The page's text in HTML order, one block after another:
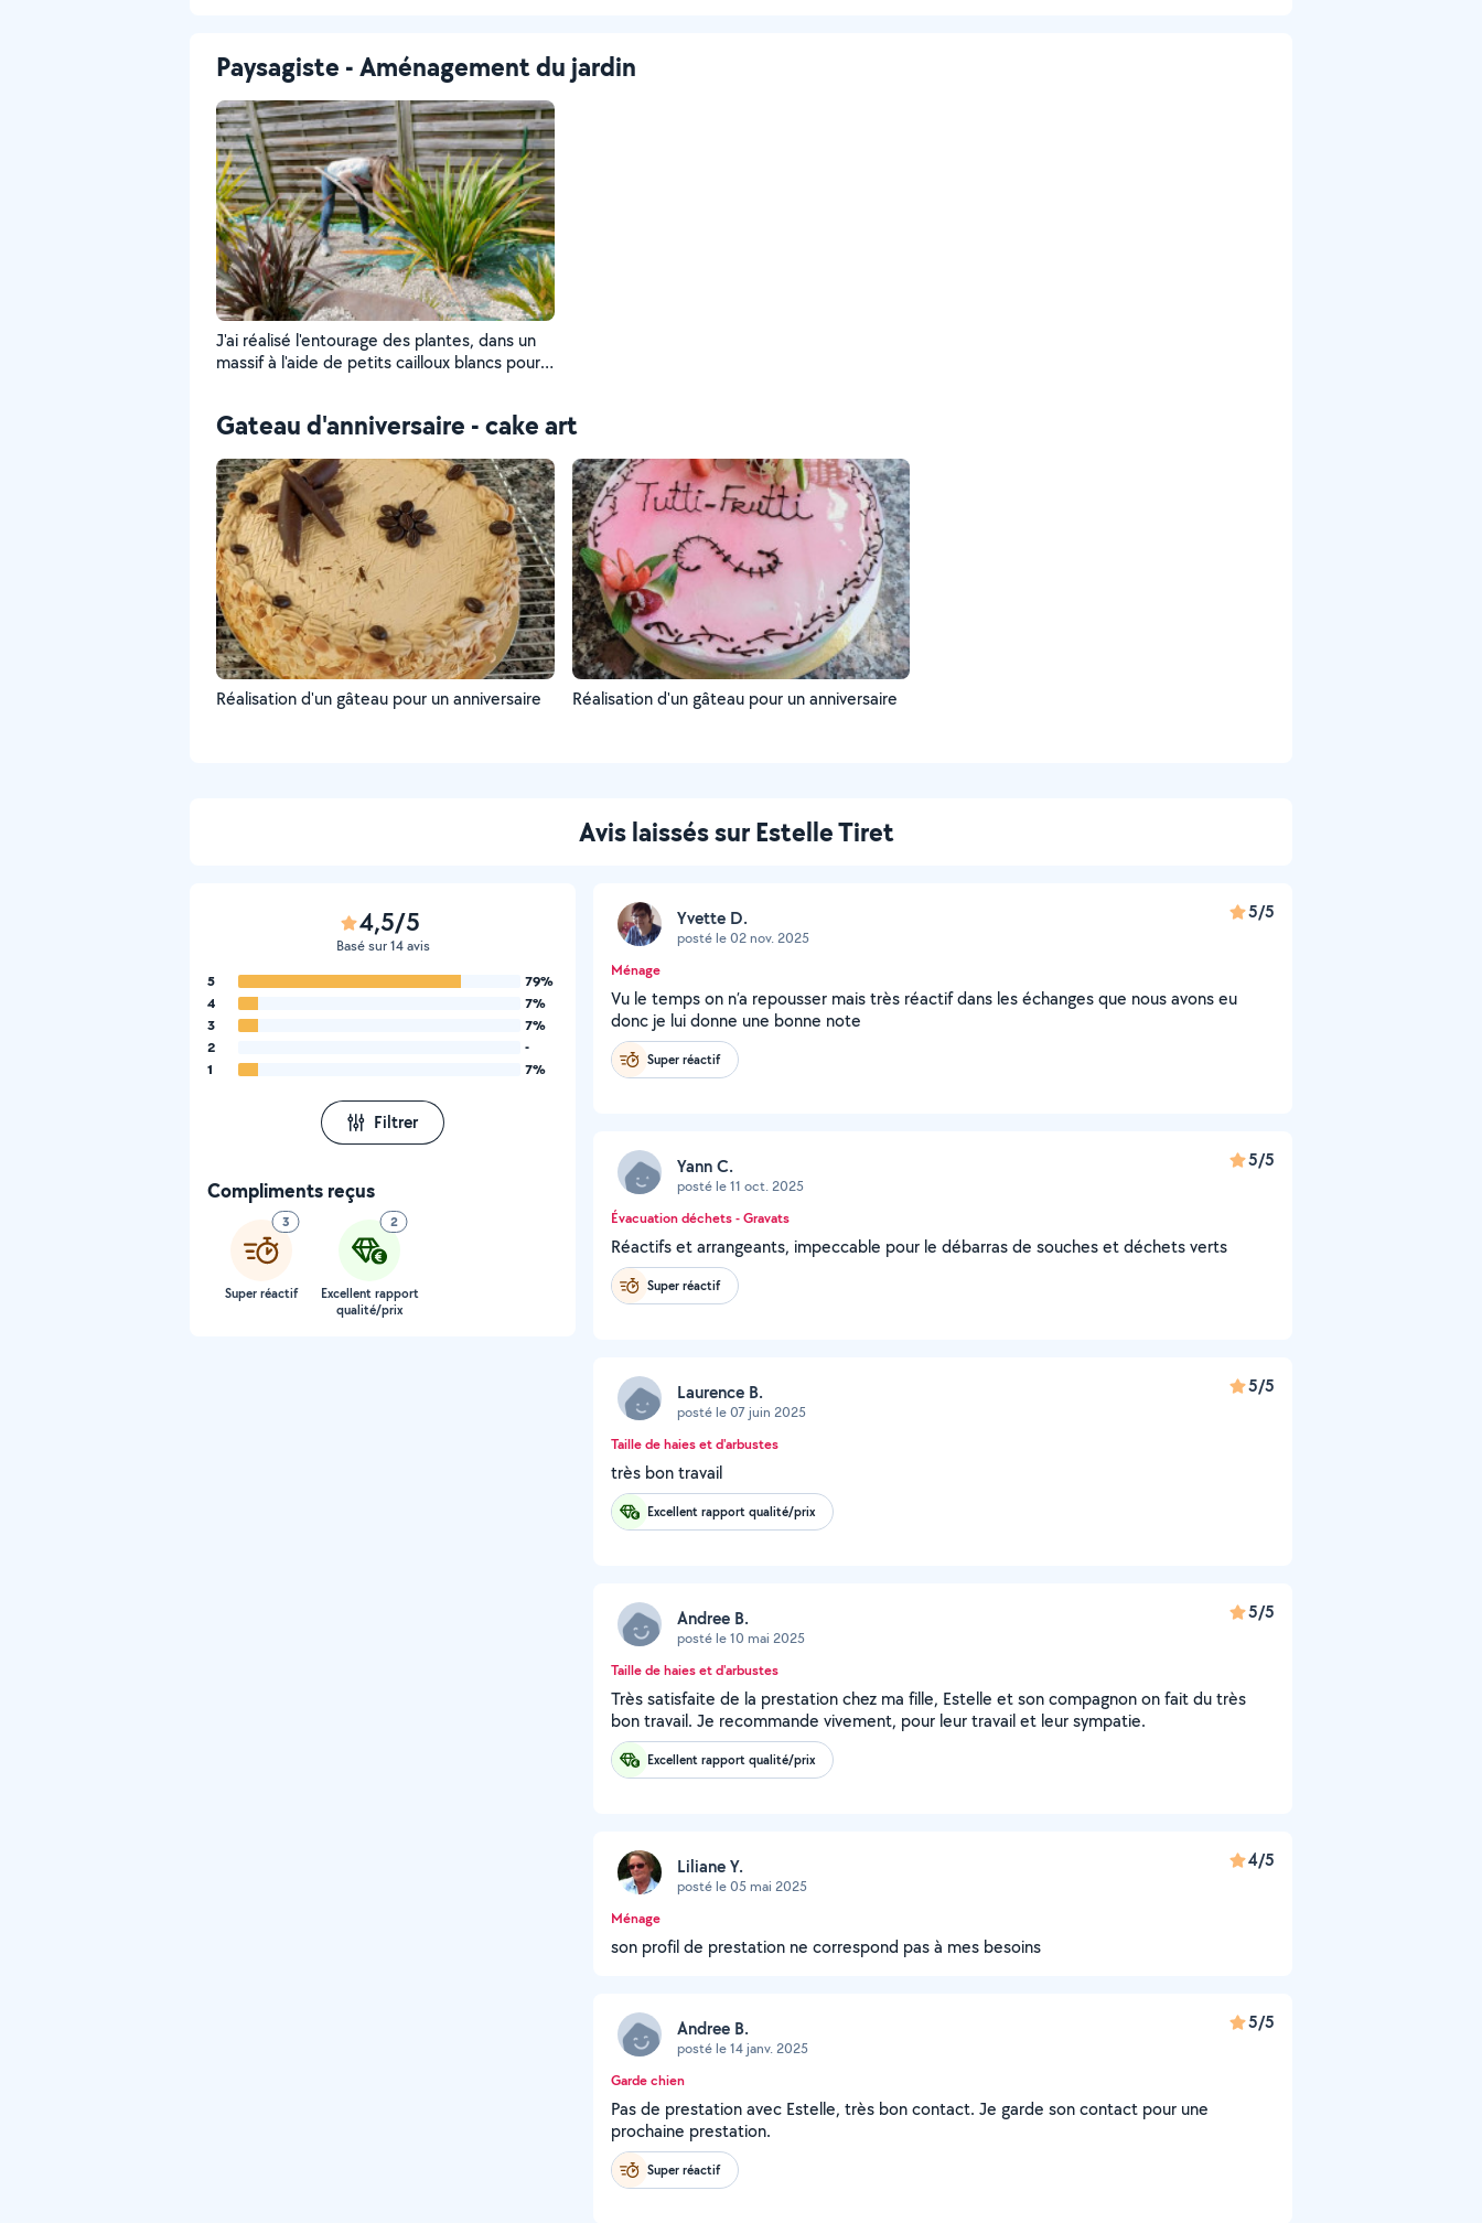
Paysagiste - Aménagement du jardin
J'ai réalisé l'entourage des plantes, dans un
massif à l'aide de petits cailloux blancs pour
Gateau d'anniversaire - cake art
Réalisation d'un gâteau pour un anniversaire Réalisation d'un gâteau pour un anniversaire
Avis laissés sur Estelle Tiret
4,5/5
Basé sur 14 avis
5
79%
4
7%
3
7%
2
-
1
7%
Filtrer
Compliments reçus
3
Super réactif
2
Excellent rapport
qualité/prix
Yvette D.
posté le 02 nov. 2025
5/5
Ménage
Vu le temps on n’a repousser mais très réactif dans les échanges que nous avons eu
donc je lui donne une bonne note
Super réactif
Yann C.
posté le 11 oct. 2025
5/5
Évacuation déchets - Gravats
Réactifs et arrangeants, impeccable pour le débarras de souches et déchets verts
Super réactif
Laurence B.
posté le 07 juin 2025
5/5
Taille de haies et d'arbustes
très bon travail
Excellent rapport qualité/prix
Andree B.
posté le 10 mai 2025
5/5
Taille de haies et d'arbustes
Très satisfaite de la prestation chez ma fille, Estelle et son compagnon on fait du très
bon travail. Je recommande vivement, pour leur travail et leur sympatie.
Excellent rapport qualité/prix
Liliane Y.
posté le 05 mai 2025
4/5
Ménage
son profil de prestation ne correspond pas à mes besoins
Andree B.
posté le 14 janv. 2025
5/5
Garde chien
Pas de prestation avec Estelle, très bon contact. Je garde son contact pour une
prochaine prestation.
Super réactif